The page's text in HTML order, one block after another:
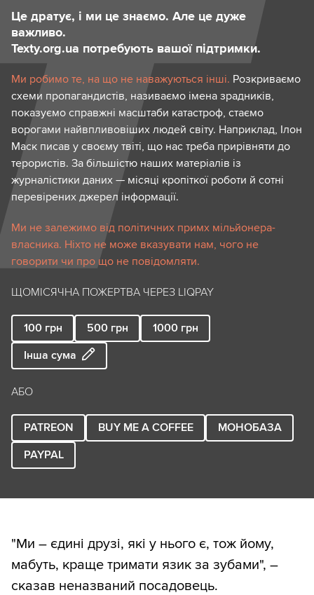
Це дратує, і ми це знаємо. Але це дуже
важливо.
Texty.org.ua потребують вашої підтримки.
Ми робимо те, на що не наважуються інші. Розкриваємо
схеми пропагандистів, називаємо імена зрадників,
показуємо справжні масштаби катастроф, стаємо
ворогами найвпливовіших людей світу. Наприклад, Ілон
Маск писав у своєму твіті, що нас треба прирівняти до
терористів. За більшістю наших матеріалів із
журналістики даних — місяці кропіткої роботи й сотні
перевірених джерел інформації.
Ми не залежимо від політичних примх мільйонера-
власника. Ніхто не може вказувати нам, чого не
говорити чи про що не повідомляти.
ЩОМІСЯЧНА ПОЖЕРТВА ЧЕРЕЗ LIQPAY
100 грн 500 грн 1000 грн
Інша сума
АБО
PATREON BUY ME A COFFEE
МОНОБАЗА
PAYPAL
"Ми – єдині друзі, які у нього є, тож йому,
мабуть, краще тримати язик за зубами", –
сказав неназваний посадовець.